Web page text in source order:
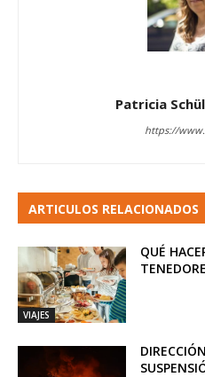
Patricia
https://
ARTICULOS RELACIONADOS
VIAJES
QUÉ